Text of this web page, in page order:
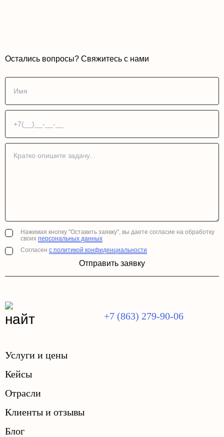
Остались вопросы? Свяжитесь с нами
Нажимая кнопку "Оставить заявку", вы даете согласие на обработку
своих персональных данных
Согласен с политикой конфиденциальности
Отправить заявку
+7 (863) 279-90-06
Услуги и цены
Кейсы
Отрасли
Клиенты и отзывы
Блог